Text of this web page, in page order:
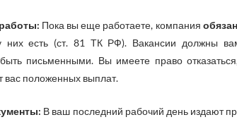
Пока вы еще работаете, компания
них есть (ст. 81 ТК РФ). Вакансии должны
письменными. Вы имеете право
вас положенных выплат.
В ваш последний рабочий день издают